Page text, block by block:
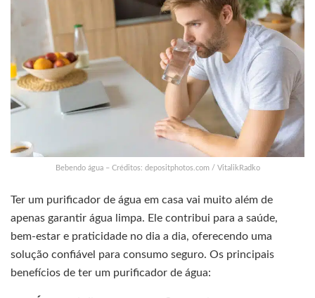
Bebendo água – Créditos: depositphotos.com / VitalikRadko
Ter um purificador de água em casa vai muito além de
apenas garantir água limpa. Ele contribui para a saúde,
bem-estar e praticidade no dia a dia, oferecendo uma
solução confiável para consumo seguro. Os principais
benefícios de ter um purificador de água: